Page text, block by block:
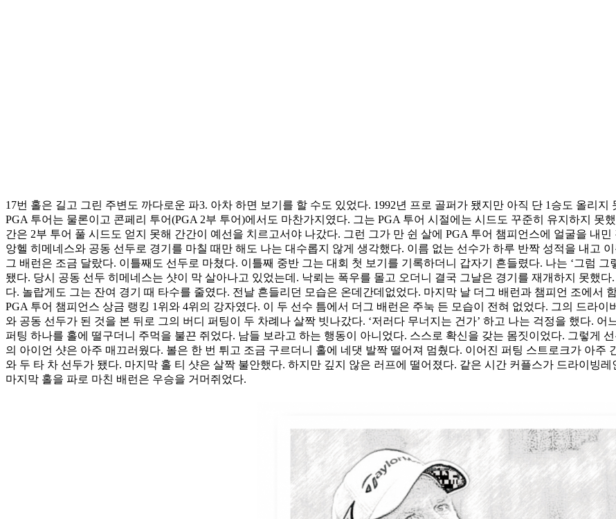
17번 홀은 길고 그린 주변도 까다로운 파3. 아차 하면 보기를 할 수도 있었다. 1992년 프로 골퍼가 됐지만 아직 단 1승도 올리
PGA 투어는 물론이고 콘페리 투어(PGA 2부 투어)에서도 마찬가지였다. 그는 PGA 투어 시절에는 시드도 꾸준히 유지하지 못
간은 2부 투어 풀 시드도 얻지 못해 간간이 예선을 치르고서야 나갔다. 그런 그가 만 쉰 살에 PGA 투어 챔피언스에 얼굴을 내
앙헬 히메네스와 공동 선두로 경기를 마칠 때만 해도 나는 대수롭지 않게 생각했다. 이름 없는 선수가 하루 반짝 성적을 내고
그 배런은 조금 달랐다. 이틀째도 선두로 마쳤다. 이틀째 중반 그는 대회 첫 보기를 기록하더니 갑자기 흔들렸다. 나는 ‘그럼
됐다. 당시 공동 선두 히메네스는 샷이 막 살아나고 있었는데. 낙뢰는 폭우를 몰고 오더니 결국 그날은 경기를 재개하지 못했
다. 놀랍게도 그는 잔여 경기 때 타수를 줄였다. 전날 흔들리던 모습은 온데간데없었다. 마지막 날 더그 배런과 챔피언 조에서
PGA 투어 챔피언스 상금 랭킹 1위와 4위의 강자였다. 이 두 선수 틈에서 더그 배런은 주눅 든 모습이 전혀 없었다. 그의 드라
와 공동 선두가 된 것을 본 뒤로 그의 버디 퍼팅이 두 차례나 살짝 빗나갔다. ‘저러다 무너지는 건가’ 하고 나는 걱정을 했다.
퍼팅 하나를 홀에 떨구더니 주먹을 불끈 쥐었다. 남들 보라고 하는 행동이 아니었다. 스스로 확신을 갖는 몸짓이었다. 그렇게
의 아이언 샷은 아주 매끄러웠다. 볼은 한 번 튀고 조금 구르더니 홀에 네댓 발짝 떨어져 멈췄다. 이어진 퍼팅 스트로크가 아주
와 두 타 차 선두가 됐다. 마지막 홀 티 샷은 살짝 불안했다. 하지만 깊지 않은 러프에 떨어졌다. 같은 시간 커플스가 드라이빙
마지막 홀을 파로 마친 배런은 우승을 거머쥐었다.